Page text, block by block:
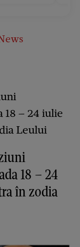
18 – 24
în zodia